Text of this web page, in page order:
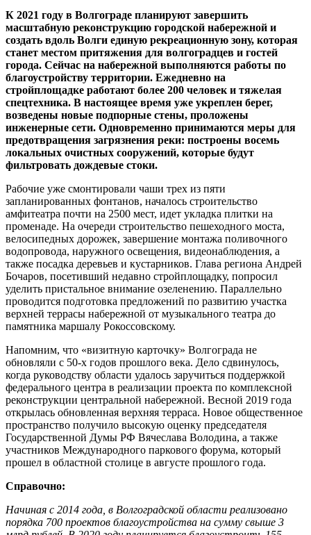
К 2021 году в Волгограде планируют завершить
масштабную реконструкцию городской набережной и
создать вдоль Волги единую рекреационную зону, которая
станет местом притяжения для волгоградцев и гостей
города. Сейчас на набережной выполняются работы по
благоустройству территории. Ежедневно на
стройплощадке работают более 200 человек и тяжелая
спецтехника. В настоящее время уже укреплен берег,
возведены новые подпорные стены, проложены
инженерные сети. Одновременно принимаются меры для
предотвращения загрязнения реки: построены восемь
локальных очистных сооружений, которые будут
фильтровать дождевые стоки.
Рабочие уже смонтировали чаши трех из пяти
запланированных фонтанов, началось строительство
амфитеатра почти на 2500 мест, идет укладка плитки на
променаде. На очереди строительство пешеходного моста,
велосипедных дорожек, завершение монтажа поливочного
водопровода, наружного освещения, видеонаблюдения, а
также посадка деревьев и кустарников. Глава региона Андрей
Бочаров, посетивший недавно стройплощадку, попросил
уделить пристальное внимание озеленению. Параллельно
проводится подготовка предложений по развитию участка
верхней террасы набережной от музыкального театра до
памятника маршалу Рокоссовскому.
Напомним, что «визитную карточку» Волгограда не
обновляли с 50-х годов прошлого века. Дело сдвинулось,
когда руководству области удалось заручиться поддержкой
федерального центра в реализации проекта по комплексной
реконструкции центральной набережной. Весной 2019 года
открылась обновленная верхняя терраса. Новое общественное
пространство получило высокую оценку председателя
Государственной Думы РФ Вячеслава Володина, а также
участников Международного паркового форума, который
прошел в областной столице в августе прошлого года.
Справочно:
Начиная с 2014 года, в Волгоградской области реализовано
порядка 700 проектов благоустройства на сумму свыше 3